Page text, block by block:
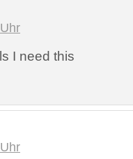
I need this